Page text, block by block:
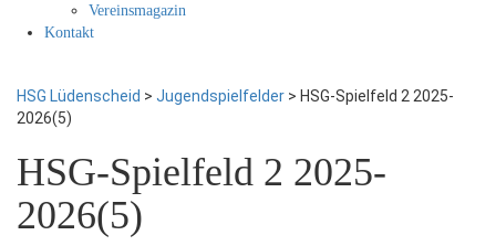
Vereinsmagazin
Kontakt
HSG Lüdenscheid > Jugendspielfelder > HSG-Spielfeld 2 2025-
2026(5)
HSG-Spielfeld 2 2025-
2026(5)